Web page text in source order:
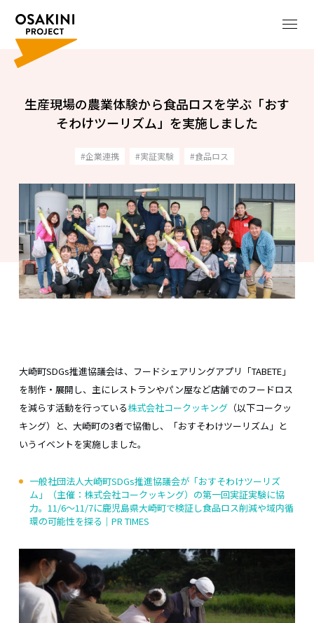
生産現場の農業体験から食品ロスを学ぶ「おす
そわけツーリズム」を実施しました
企業連携 実証実験 食品ロス
大崎町SDGs推進協議会は、フードシェアリングアプリ「TABETE」
を制作・展開し、主にレストランやパン屋など店舗でのフードロス
を減らす活動を行っている株式会社コークッキング（以下コークッ
キング）と、大崎町の3者で協働し、「おすそわけツーリズム」と
いうイベントを実施しました。
一般社団法人大崎町SDGs推進協議会が「おすそわけツーリズ
ム」（主催：株式会社コークッキング）の第一回実証実験に協
力。11/6〜11/7に​​鹿児島県大崎町で検証し食品ロス削減や域内循
環の可能性を探る｜PR TIMES